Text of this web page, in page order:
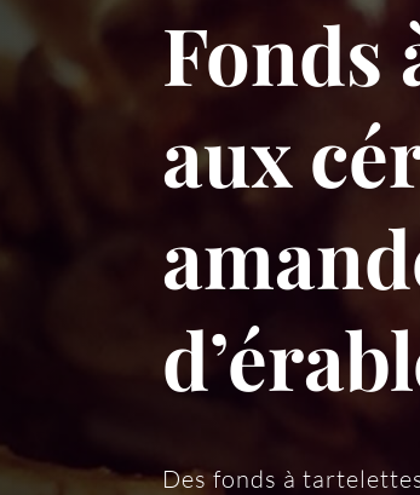
Fonds
aux
Des fonds à